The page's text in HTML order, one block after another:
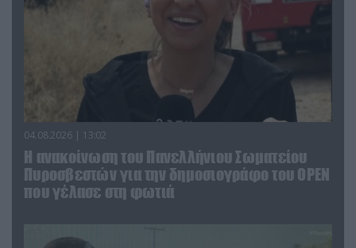
04.08.2026 | 13:02
Η ανακοίνωση του Πανελλήνιου Σωματείου
Πυροσβεστών για την δημοσιογράφο του OPEN
που γέλασε στη φωτιά